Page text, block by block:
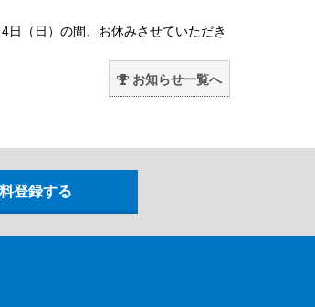
日（日）の間、お休みさせていただき
お知らせ一覧へ